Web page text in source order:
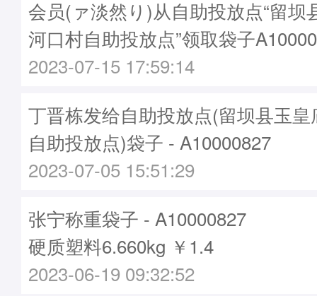
会员(ァ淡然り)从自助投放点“留坝
河口村自助投放点”领取袋子
2023-07-15 17:59:14
丁晋栋发给自助投放点(留坝县玉
自助投放点)袋子 - A10000827
2023-07-05 15:51:29
张宁称重袋子 - A10000827
硬质塑料6.660kg ￥1.4
2023-06-19 09:32:52